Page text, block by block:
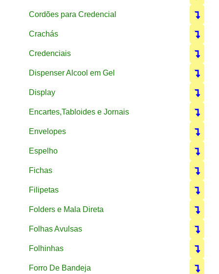
Cordões para Credencial
Crachás
Credenciais
Dispenser Alcool em Gel
Display
Encartes,Tabloides e Jornais
Envelopes
Espelho
Fichas
Filipetas
Folders e Mala Direta
Folhas Avulsas
Folhinhas
Forro De Bandeja